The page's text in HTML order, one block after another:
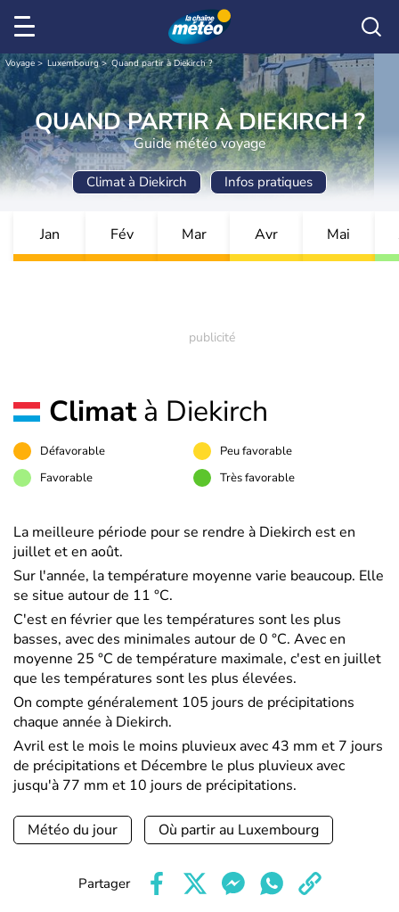
Voyage Luxembourg Quand partir à Diekirch ?
QUAND PARTIR À DIEKIRCH ?
Guide météo voyage
Climat à Diekirch Infos pratiques
Jan Fév Mar Avr Mai
Climatà Diekirch
Défavorable
Peu favorable
Favorable
Très favorable
La meilleure période pour se rendre à Diekirch est en
juillet et en août.
Sur l'année, la température moyenne varie beaucoup. Elle
se situe autour de 11 °C.
C'est en février que les températures sont les plus
basses, avec des minimales autour de 0 °C. Avec en
moyenne 25 °C de température maximale, c'est en juillet
que les températures sont les plus élevées.
On compte généralement 105 jours de précipitations
chaque année à Diekirch.
Avril est le mois le moins pluvieux avec 43 mm et 7 jours
de précipitations et Décembre le plus pluvieux avec
jusqu'à 77 mm et 10 jours de précipitations.
Météo du jour Où partir au Luxembourg
Partager